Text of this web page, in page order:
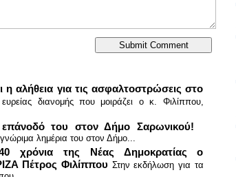
αλήθεια για τις ασφαλτοστρώσεις στο
διανομής που μοιράζει ο κ. Φιλίππου,
του στον Δήμο Σαρωνικού!
λημέρια του στον Δήμο...
χρόνια της Νέας Δημοκρατίας ο
Πέτρος Φιλίππου Στην εκδήλωση για τα